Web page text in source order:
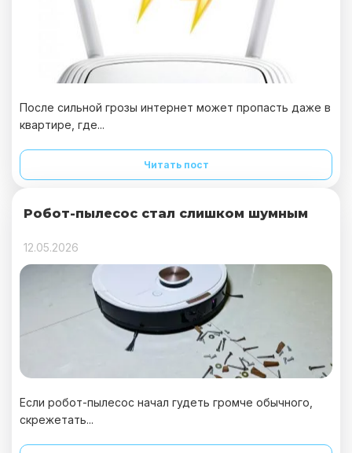
После сильной грозы интернет может пропасть даже в
квартире, где...
Читать пост
Робот-пылесос стал слишком шумным
12.05.2026
Если робот-пылесос начал гудеть громче обычного,
скрежетать...